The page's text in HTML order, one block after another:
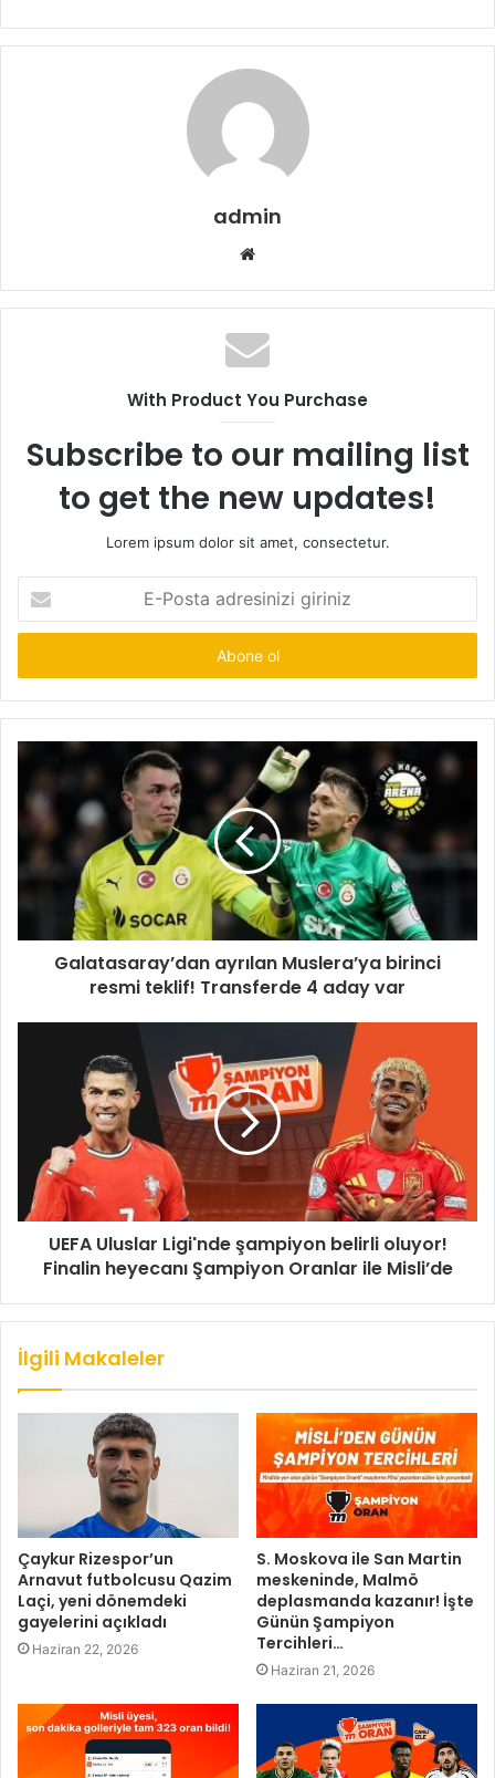
admin
Web
With Product You Purchase
Subscribe to our mailing list
to get the new updates!
Lorem ipsum dolor sit amet, consectetur.
Posta
adresinizi
Galatasaray’dan ayrılan Muslera’ya birinci
resmi teklif! Transferde 4 aday var
UEFA Uluslar Ligi'nde şampiyon belirli oluyor!
Finalin heyecanı Şampiyon Oranlar ile Misli’de
İlgili Makaleler
Çaykur Rizespor’un
Arnavut futbolcusu Qazim
Laçi, yeni dönemdeki
gayelerini açıkladı
Haziran 22, 2026
S. Moskova ile San Martin
meskeninde, Malmö
deplasmanda kazanır! İşte
Günün Şampiyon
Tercihleri…
Haziran 21, 2026